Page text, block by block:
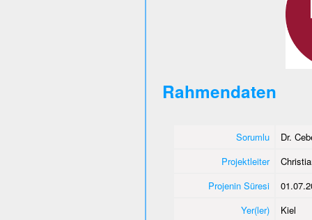
Rahmendaten
Sorumlu
Dr.
Projektleiter
Projenin Süresi
Yer(ler)
Kiel